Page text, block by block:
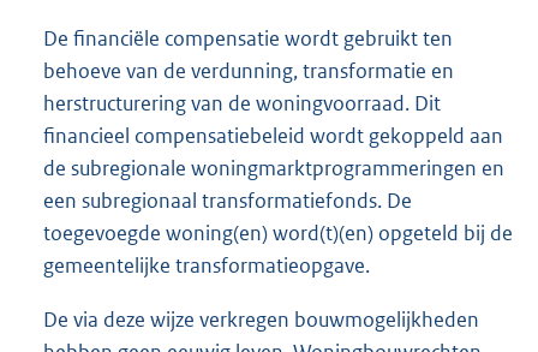
De financiële compensatie wordt gebruikt ten
behoeve van de verdunning, transformatie en
herstructurering van de woningvoorraad. Dit
financieel compensatiebeleid wordt gekoppeld aan
de subregionale woningmarktprogrammeringen en
een subregionaal transformatiefonds. De
toegevoegde woning(en) word(t)(en) opgeteld bij de
gemeentelijke transformatieopgave.
De via deze wijze verkregen bouwmogelijkheden